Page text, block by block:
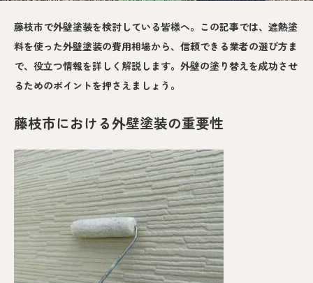
藤枝市で外壁塗装を検討している皆様へ。この記事では、遮熱塗
料を使った外壁塗装の費用相場から、信頼できる業者の選び方ま
で、役立つ情報を詳しく解説します。外壁の塗り替えを成功させ
るためのポイントを押さえましょう。
藤枝市における外壁塗装の重要性